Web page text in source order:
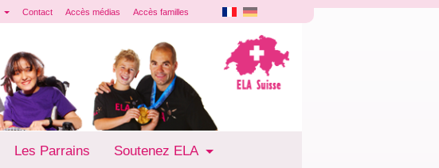
Contact Accès médias Accès familles
Les Parrains Soutenez ELA